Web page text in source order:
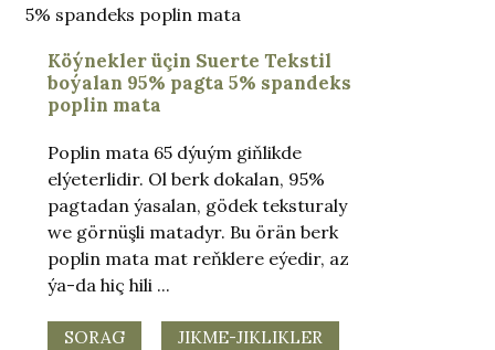
Köýnekler üçin Suerte Tekstil
boýalan 95% pagta 5% spandeks
poplin mata
Poplin mata 65 dýuým giňlikde
elýeterlidir. Ol berk dokalan, 95%
pagtadan ýasalan, gödek teksturaly
we görnüşli matadyr. Bu örän berk
poplin mata mat reňklere eýedir, az
ýa-da hiç hili ...
SORAG JIKME-JIKLIKLER